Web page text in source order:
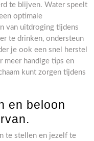
te blijven. Water speelt
optimale
van uitdroging tijdens
te drinken, ondersteun
je ook een snel herstel
meer handige tips en
kunt zorgen tijdens
en beloon
te stellen en jezelf te